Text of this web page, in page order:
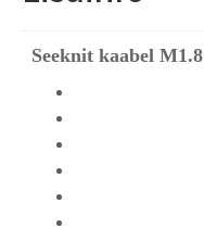
Seeknit kaabel M1.8